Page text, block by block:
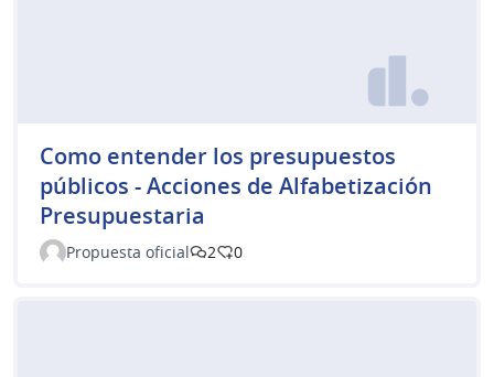
Como entender los presupuestos
públicos - Acciones de Alfabetización
Presupuestaria
Propuesta oficial 2 0